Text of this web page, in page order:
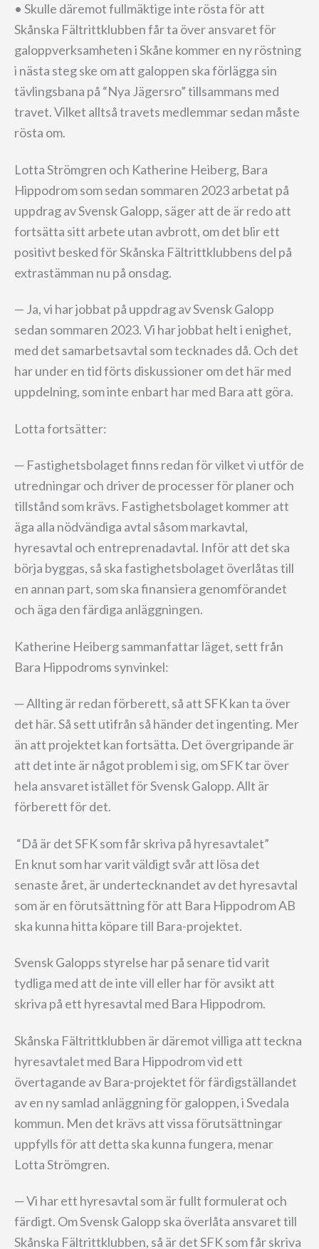
• Skulle däremot fullmäktige inte rösta för att
Skånska Fältrittklubben får ta över ansvaret för
galoppverksamheten i Skåne kommer en ny röstning
i nästa steg ske om att galoppen ska förlägga sin
tävlingsbana på “Nya Jägersro” tillsammans med
travet. Vilket alltså travets medlemmar sedan måste
rösta om.
Lotta Strömgren och Katherine Heiberg, Bara
Hippodrom som sedan sommaren 2023 arbetat på
uppdrag av Svensk Galopp, säger att de är redo att
fortsätta sitt arbete utan avbrott, om det blir ett
positivt besked för Skånska Fältrittklubbens del på
extrastämman nu på onsdag.
— Ja, vi har jobbat på uppdrag av Svensk Galopp
sedan sommaren 2023. Vi har jobbat helt i enighet,
med det samarbetsavtal som tecknades då. Och det
har under en tid förts diskussioner om det här med
uppdelning, som inte enbart har med Bara att göra.
Lotta fortsätter:
— Fastighetsbolaget finns redan för vilket vi utför de
utredningar och driver de processer för planer och
tillstånd som krävs. Fastighetsbolaget kommer att
äga alla nödvändiga avtal såsom markavtal,
hyresavtal och entreprenadavtal. Inför att det ska
börja byggas, så ska fastighetsbolaget överlåtas till
en annan part, som ska finansiera genomförandet
och äga den färdiga anläggningen.
Katherine Heiberg sammanfattar läget, sett från
Bara Hippodroms synvinkel:
— Allting är redan förberett, så att SFK kan ta över
det här. Så sett utifrån så händer det ingenting. Mer
än att projektet kan fortsätta. Det övergripande är
att det inte är något problem i sig, om SFK tar över
hela ansvaret istället för Svensk Galopp. Allt är
förberett för det.
“Då är det SFK som får skriva på hyresavtalet”
En knut som har varit väldigt svår att lösa det
senaste året, är undertecknandet av det hyresavtal
som är en förutsättning för att Bara Hippodrom AB
ska kunna hitta köpare till Bara-projektet.
Svensk Galopps styrelse har på senare tid varit
tydliga med att de inte vill eller har för avsikt att
skriva på ett hyresavtal med Bara Hippodrom.
Skånska Fältrittklubben är däremot villiga att teckna
hyresavtalet med Bara Hippodrom vid ett
övertagande av Bara-projektet för färdigställandet
av en ny samlad anläggning för galoppen, i Svedala
kommun. Men det krävs att vissa förutsättningar
uppfylls för att detta ska kunna fungera, menar
Lotta Strömgren.
— Vi har ett hyresavtal som är fullt formulerat och
färdigt. Om Svensk Galopp ska överlåta ansvaret till
Skånska Fältrittklubben, så är det SFK som får skriva